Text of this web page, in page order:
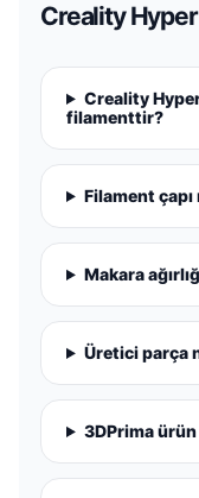
Creality
Creality
filamenttir?
Filament çapı
Makara
Üretici parça
3DPrima